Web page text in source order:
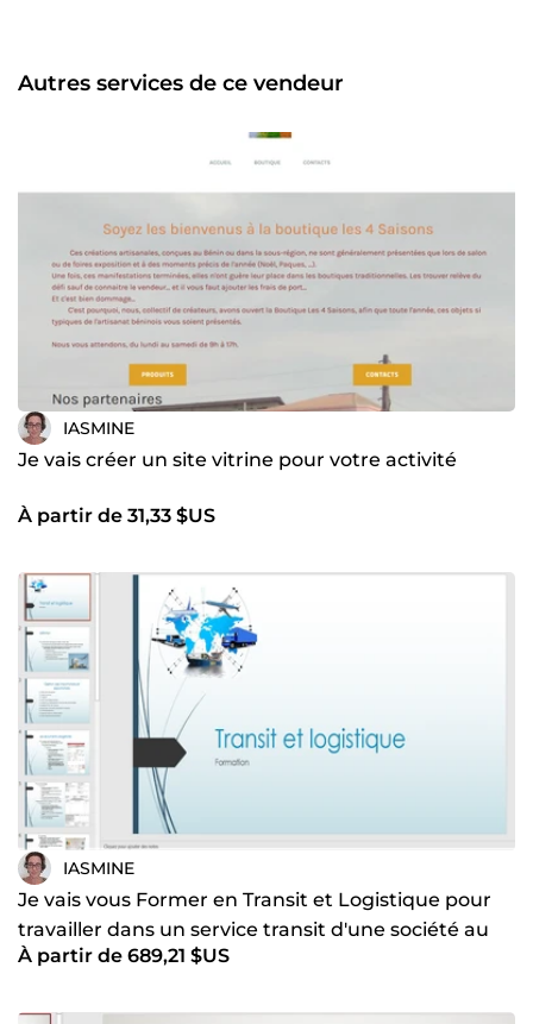
Mais surtout d'apprendre à vivre parmi les Béninois
malgré la différence de culture, de mentalité et de façon
Autres services de ce vendeur
IASMINE
Je vais créer un site vitrine pour votre activité
À partir de 31,33 $US
IASMINE
Je vais vous Former en Transit et Logistique pour
travailler dans un service transit d'une société au
Bénin
À partir de 689,21 $US